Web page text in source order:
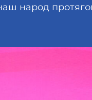
народ